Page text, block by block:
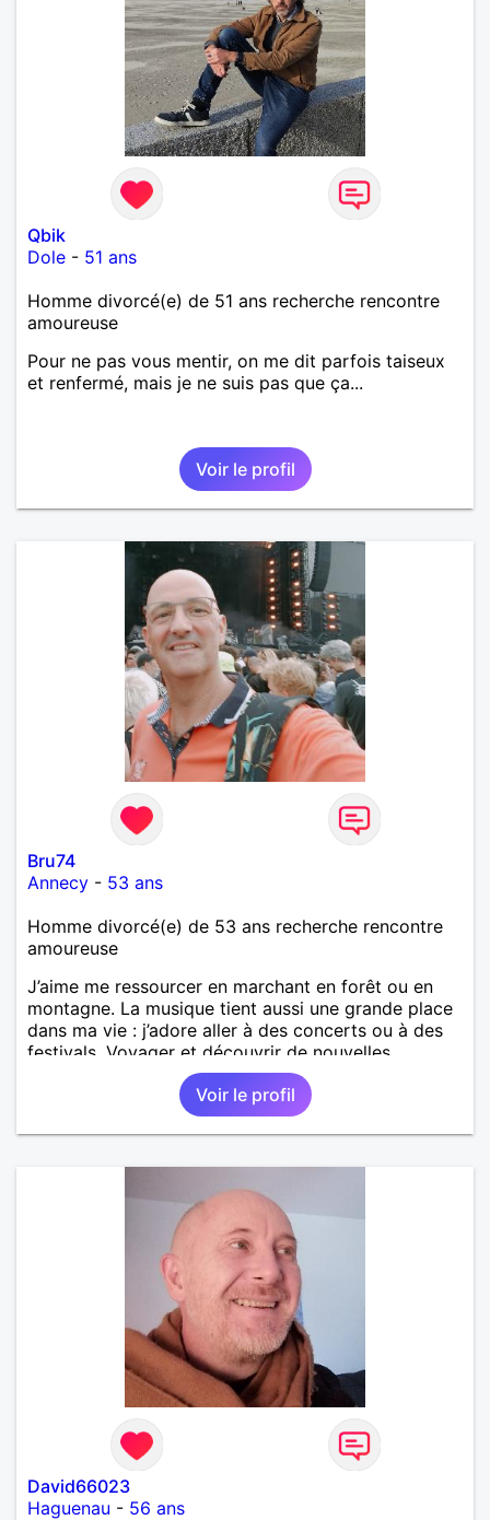
Qbik
Dole - 51 ans
Homme divorcé(e) de 51 ans recherche rencontre
amoureuse
Pour ne pas vous mentir, on me dit parfois taiseux
et renfermé, mais je ne suis pas que ça...
Voir le profil
Bru74
Annecy - 53 ans
Homme divorcé(e) de 53 ans recherche rencontre
amoureuse
J’aime me ressourcer en marchant en forêt ou en
montagne. La musique tient aussi une grande place
dans ma vie : j’adore aller à des concerts ou à des
festivals. Voyager et découvrir de nouvelles
cultures, c’est ce qui m’inspire le plus. J’aimerais
rencontrer quelqu’un avec qui partager ces
moments simples et sincères.
Voir le profil
David66023
Haguenau - 56 ans